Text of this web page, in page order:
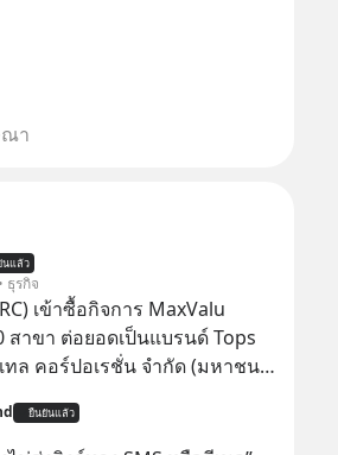
า
นแล้ว
ธุรกิจ
เข้าซื้อกิจการ MaxValu
สาขา ต่อยอดเป็นแบรนด์ Tops
ทล คอร์ปอเรชั่น จำกัด (มหาชน)
ซึ่งเป็นบริษัทย่อยที่ CRC ถือ
ยืนยันแล้ว